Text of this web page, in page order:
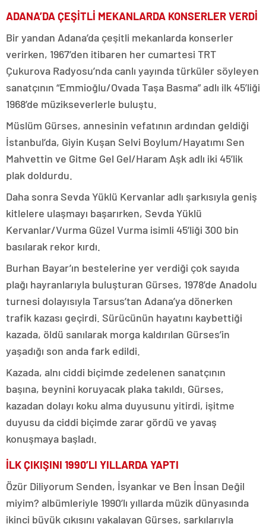
ADANA’DA ÇEŞİTLİ MEKANLARDA KONSERLER VERDİ
Bir yandan Adana’da çeşitli mekanlarda konserler
verirken, 1967’den itibaren her cumartesi TRT
Çukurova Radyosu’nda canlı yayında türküler söyleyen
sanatçının “Emmioğlu/Ovada Taşa Basma” adlı ilk 45’liği
1968’de müzikseverlerle buluştu.
Müslüm Gürses, annesinin vefatının ardından geldiği
İstanbul’da, Giyin Kuşan Selvi Boylum/Hayatımı Sen
Mahvettin ve Gitme Gel Gel/Haram Aşk adlı iki 45’lik
plak doldurdu.
Daha sonra Sevda Yüklü Kervanlar adlı şarkısıyla geniş
kitlelere ulaşmayı başarırken, Sevda Yüklü
Kervanlar/Vurma Güzel Vurma isimli 45’liği 300 bin
basılarak rekor kırdı.
Burhan Bayar’ın bestelerine yer verdiği çok sayıda
plağı hayranlarıyla buluşturan Gürses, 1978’de Anadolu
turnesi dolayısıyla Tarsus’tan Adana’ya dönerken
trafik kazası geçirdi. Sürücünün hayatını kaybettiği
kazada, öldü sanılarak morga kaldırılan Gürses’in
yaşadığı son anda fark edildi.
Kazada, alnı ciddi biçimde zedelenen sanatçının
başına, beynini koruyacak plaka takıldı. Gürses,
kazadan dolayı koku alma duyusunu yitirdi, işitme
duyusu da ciddi biçimde zarar gördü ve yavaş
konuşmaya başladı.
İLK ÇIKIŞINI 1990’LI YILLARDA YAPTI
Özür Diliyorum Senden, İsyankar ve Ben İnsan Değil
miyim? albümleriyle 1990’lı yıllarda müzik dünyasında
ikinci büyük çıkışını yakalayan Gürses, şarkılarıyla